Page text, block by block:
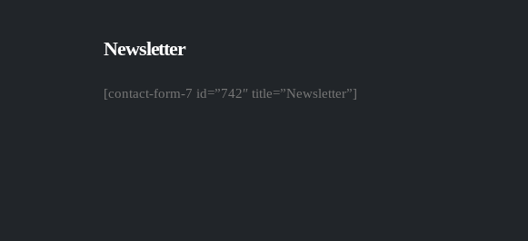
Newsletter
[contact-form-7 id=”742″ title=”Newsletter”]